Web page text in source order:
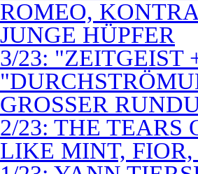
ROMEO,
JUNGE HÜPFER
3/23: "ZEITGEIST
GROSSER
2/23: THE TEARS
LIKE MINT, FIOR,